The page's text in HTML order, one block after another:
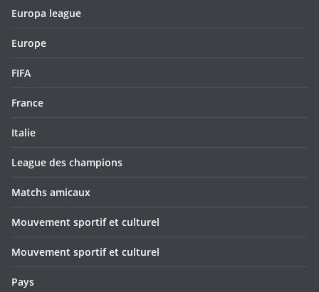
Europa league
Europe
FIFA
France
Italie
League des champions
Matchs amicaux
Mouvement sportif et culturel
Mouvement sportif et culturel
Pays